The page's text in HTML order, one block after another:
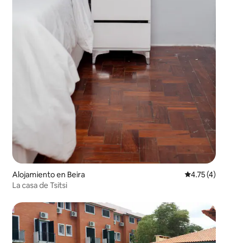
Alojamiento en Beira Calificación
4.75 (4)
La casa de Tsitsi